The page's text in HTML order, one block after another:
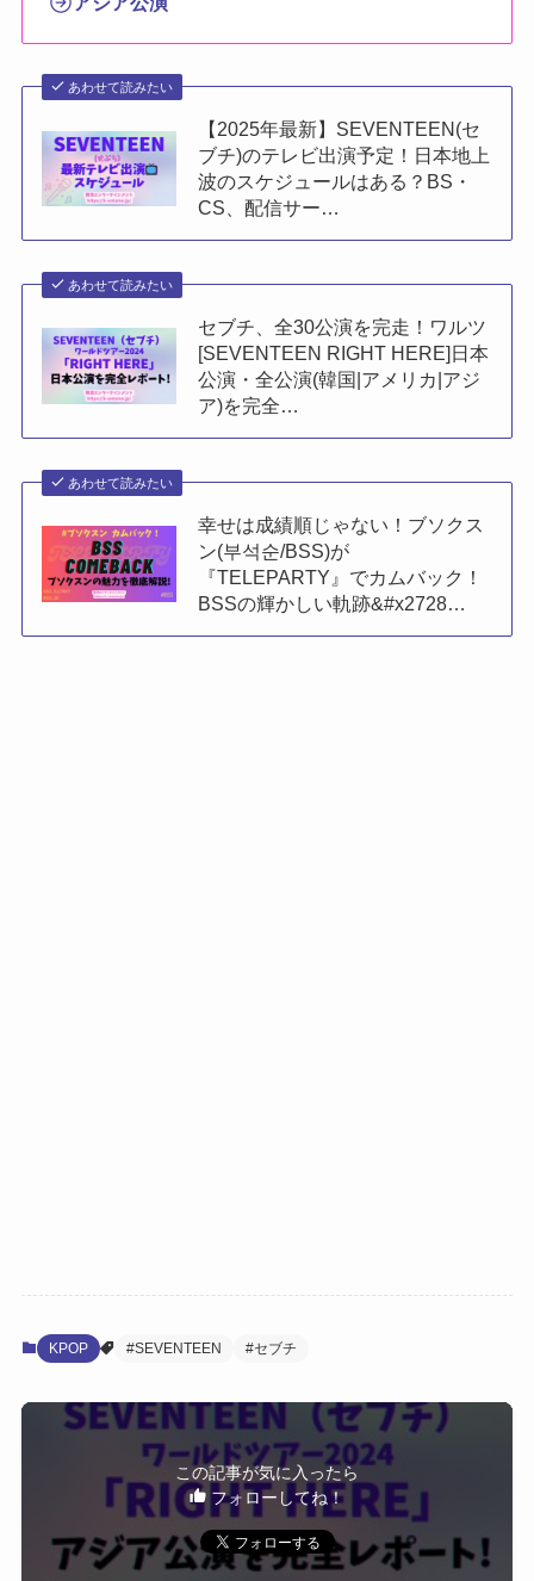
あわせて読みたい
【2025年最新】SEVENTEEN(セ
ブチ)のテレビ出演予定！日本地上
波のスケジュールはある？BS・
CS、配信サー…
あわせて読みたい
セブチ、全30公演を完走！ワルツ
[SEVENTEEN RIGHT HERE]日本
公演・全公演(韓国|アメリカ|アジ
ア)を完全…
あわせて読みたい
幸せは成績順じゃない！ブソクス
ン(부석순/BSS)が
『TELEPARTY』でカムバック！
BSSの輝かしい軌跡&#x2728…
KPOP #SEVENTEEN #セブチ
この記事が気に入ったら
フォローしてね！